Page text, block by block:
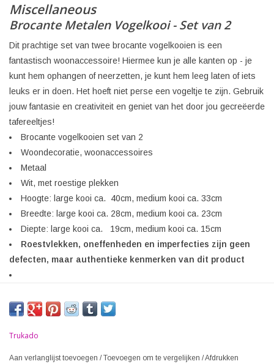
Miscellaneous
Brocante Metalen Vogelkooi - Set van 2
Dit prachtige set van twee brocante vogelkooien is een
fantastisch woonaccessoire! Hiermee kun je alle kanten op - je
kunt hem ophangen of neerzetten, je kunt hem leeg laten of iets
leuks er in doen. Het hoeft niet perse een vogeltje te zijn. Gebruik
jouw fantasie en creativiteit en geniet van het door jou gecreëerde
tafereeltjes!
Brocante vogelkooien set van 2
Woondecoratie, woonaccessoires
Metaal
Wit, met roestige plekken
Hoogte: large kooi ca. 40cm, medium kooi ca. 33cm
Breedte: large kooi ca. 28cm, medium kooi ca. 23cm
Diepte: large kooi ca. 19cm, medium kooi ca. 15cm
Roestvlekken, oneffenheden en imperfecties zijn geen
defecten, maar authentieke kenmerken van dit product
Trukado
Aan verlanglijst toevoegen /Toevoegen om te vergelijken /Afdrukken